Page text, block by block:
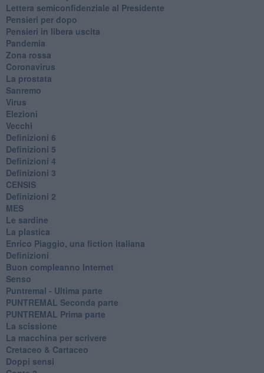
Lettera semiconfidenziale al Presidente
Pensieri per dopo
​Pensieri in libera uscita
Pandemia
Zona rossa
Coronavirus
La prostata
Sanremo
Virus
Elezioni
Vecchi
Definizioni 6
Definizioni 5
Definizioni 4
Definizioni 3
CENSIS
​Definizioni 2
MES
Le sardine
La plastica
​Enrico Piaggio, una fiction italiana
Definizioni
​Buon compleanno Internet
Senso
Puntremal - Ultima parte
PUNTREMAL Seconda parte
​PUNTREMAL Prima parte
La scissione
La macchina per scrivere
Cretaceo & Cartaceo
Doppi sensi